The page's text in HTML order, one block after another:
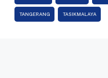
TANGERANG TASIKMALAYA